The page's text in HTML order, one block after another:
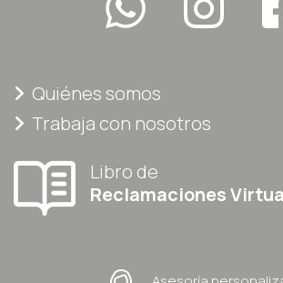
Quiénes somos
Trabaja con nosotros
Libro de
Reclamaciones